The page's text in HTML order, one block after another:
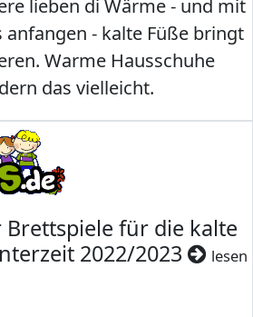
lieben di Wärme - und mit
anfangen - kalte Füße bringt
Warme Hausschuhe
das vielleicht.
für die kalte
2022/2023
lesen